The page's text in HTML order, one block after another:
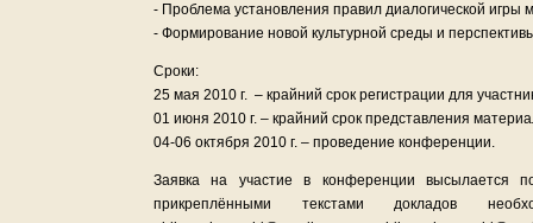
- Проблема установления правил диалогической игры
- Формирование новой культурной среды и
Сроки:
25 мая 2010 г. – крайний срок регистрации для
01 июня 2010 г. – крайний срок представления
04-06 октября 2010 г. – проведение конференции.
Заявка на участие в конференции
прикреплёнными текстами докладов